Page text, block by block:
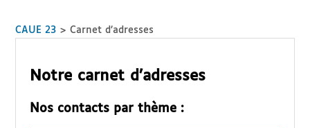
CAUE 23 >Carnet d’adresses
Notre carnet d’adresses
Nos contacts par thème :